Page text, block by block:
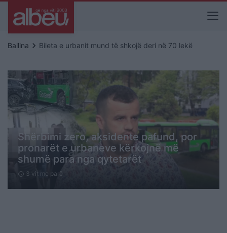
Ballina keyboard_arrow_right Bileta e urbanit mund të shkojë deri në 70 lekë
Shërbimi zero, aksidente pafund, por
pronarët e urbaneve kërkojnë më
shumë para nga qytetarët
schedule 3 vit me parë